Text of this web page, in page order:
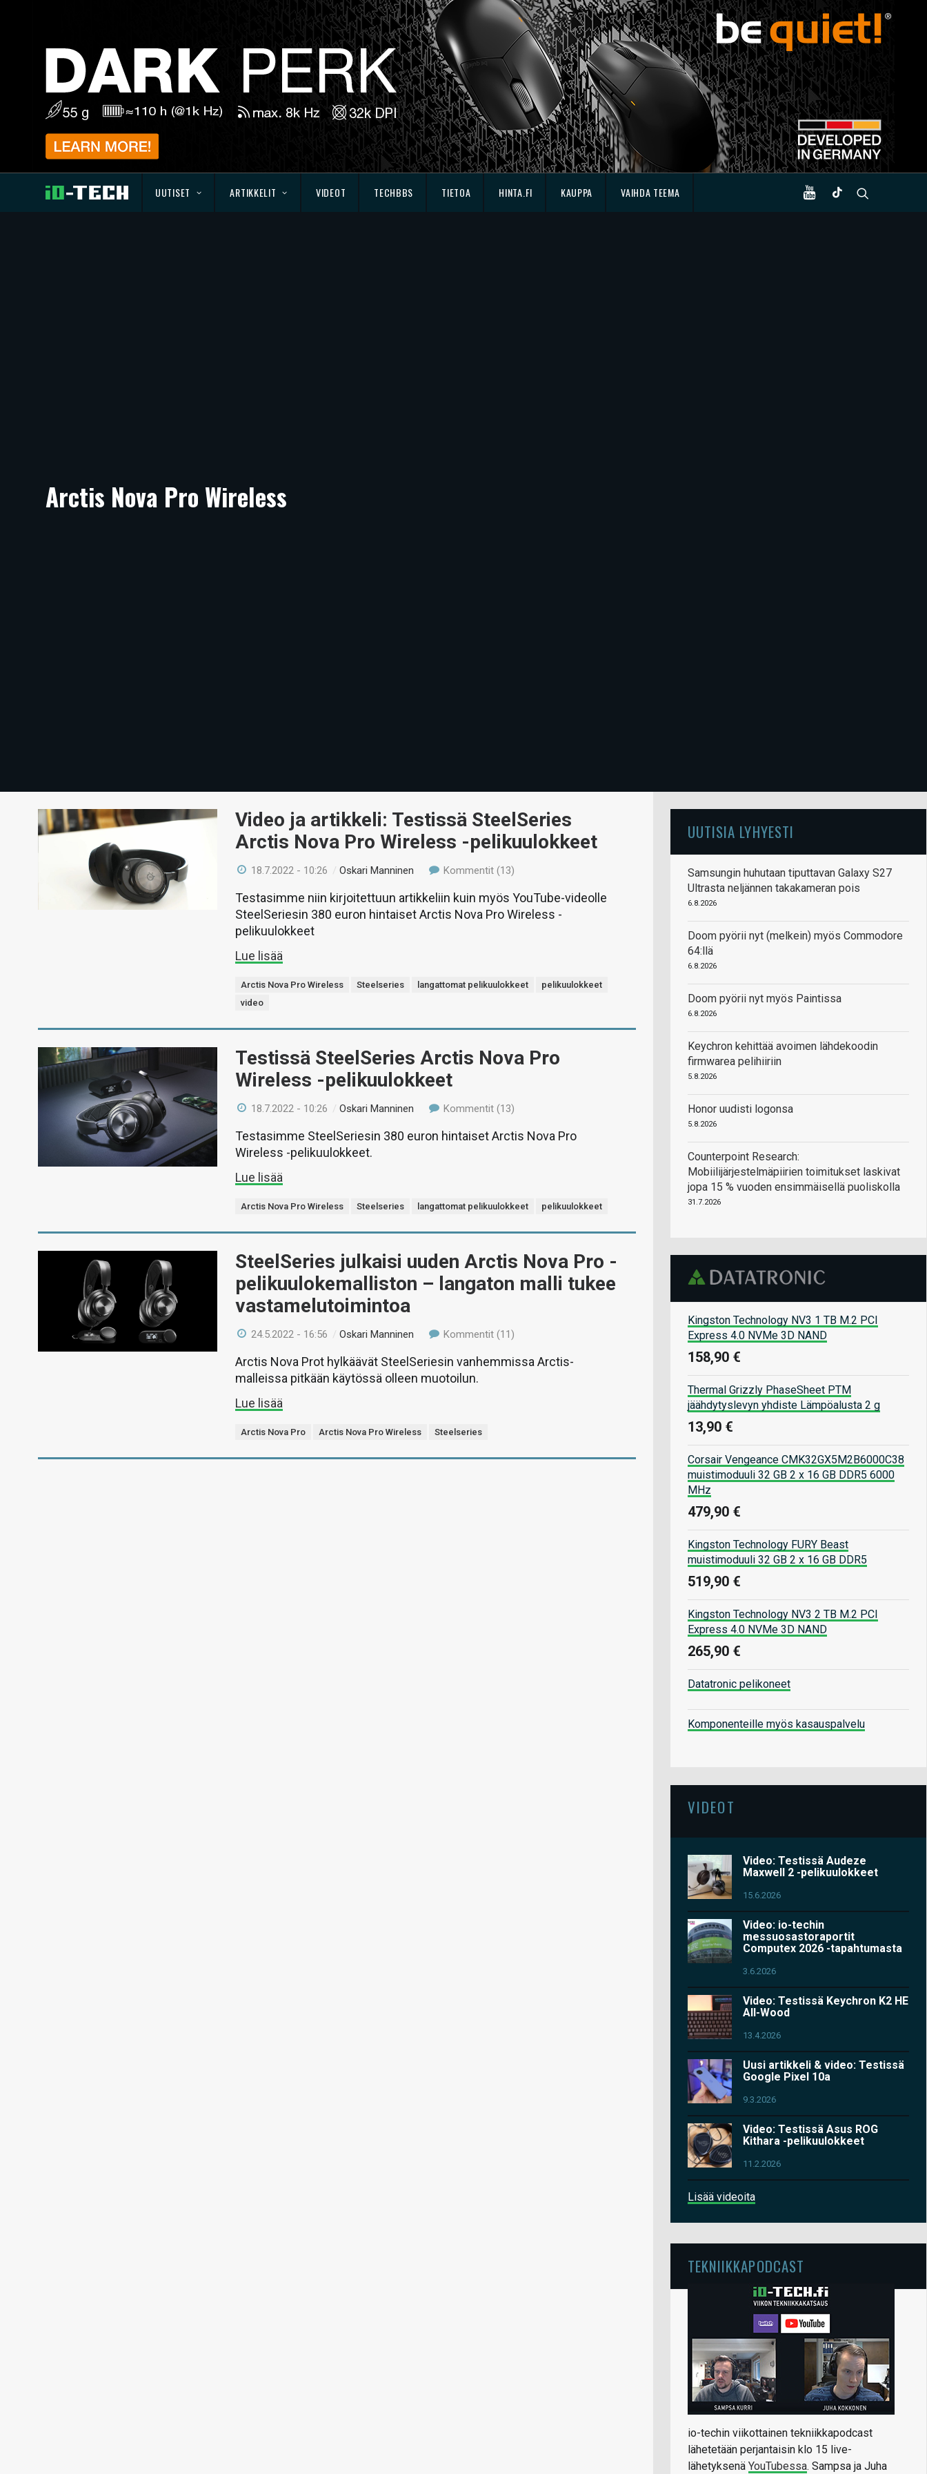
UUTISET ARTIKKELIT VIDEOT TECHBBS TIETOA HINTA.FI KAUPPA VAIHDA TEEMA
Arctis Nova Pro Wireless
Video ja artikkeli: Testissä SteelSeries
Arctis Nova Pro Wireless -pelikuulokkeet
18.7.2022 - 10:26 /Oskari Manninen Kommentit (13)
Testasimme niin kirjoitettuun artikkeliin kuin myös YouTube-videolle
SteelSeriesin 380 euron hintaiset Arctis Nova Pro Wireless -
pelikuulokkeet
Lue lisää
Arctis Nova Pro Wireless Steelseries langattomat pelikuulokkeet
pelikuulokkeet
video
Testissä SteelSeries Arctis Nova Pro
Wireless -pelikuulokkeet
18.7.2022 - 10:26 /Oskari Manninen Kommentit (13)
Testasimme SteelSeriesin 380 euron hintaiset Arctis Nova Pro
Wireless -pelikuulokkeet.
Lue lisää
Arctis Nova Pro Wireless Steelseries langattomat pelikuulokkeet pelikuulokkeet
SteelSeries julkaisi uuden Arctis Nova Pro -
pelikuulokemalliston – langaton malli tukee
vastamelutoimintoa
24.5.2022 - 16:56 /Oskari Manninen Kommentit (11)
Arctis Nova Prot hylkäävät SteelSeriesin vanhemmissa Arctis-
malleissa pitkään käytössä olleen muotoilun.
Lue lisää
Arctis Nova Pro Arctis Nova Pro Wireless Steelseries
UUTISIA LYHYESTI
Samsungin huhutaan tiputtavan Galaxy S27
Ultrasta neljännen takakameran pois
6.8.2026
Doom pyörii nyt (melkein) myös Commodore
64:llä
6.8.2026
Doom pyörii nyt myös Paintissa
6.8.2026
Keychron kehittää avoimen lähdekoodin
firmwarea pelihiiriin
5.8.2026
Honor uudisti logonsa
5.8.2026
Counterpoint Research:
Mobiilijärjestelmäpiirien toimitukset laskivat
jopa 15 % vuoden ensimmäisellä puoliskolla
31.7.2026
Kingston Technology NV3 1 TB M.2 PCI
Express 4.0 NVMe 3D NAND
158,90 €
Thermal Grizzly PhaseSheet PTM
jäähdytyslevyn yhdiste Lämpöalusta 2 g
13,90 €
Corsair Vengeance CMK32GX5M2B6000C38
muistimoduuli 32 GB 2 x 16 GB DDR5 6000
MHz
479,90 €
Kingston Technology FURY Beast
muistimoduuli 32 GB 2 x 16 GB DDR5
519,90 €
Kingston Technology NV3 2 TB M.2 PCI
Express 4.0 NVMe 3D NAND
265,90 €
Datatronic pelikoneet
Komponenteille myös kasauspalvelu
VIDEOT
Video: Testissä Audeze
Maxwell 2 -pelikuulokkeet
15.6.2026
Video: io-techin
messuosastoraportit
Computex 2026 -tapahtumasta
3.6.2026
Video: Testissä Keychron K2 HE
All-Wood
13.4.2026
Uusi artikkeli & video: Testissä
Google Pixel 10a
9.3.2026
Video: Testissä Asus ROG
Kithara -pelikuulokkeet
11.2.2026
Lisää videoita
TEKNIIKKAPODCAST
io-techin viikottainen tekniikkapodcast
lähetetään perjantaisin klo 15 live-
lähetyksenä YouTubessa. Sampsa ja Juha